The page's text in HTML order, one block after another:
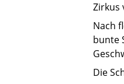
Zirkus
Nach
bunte
Die